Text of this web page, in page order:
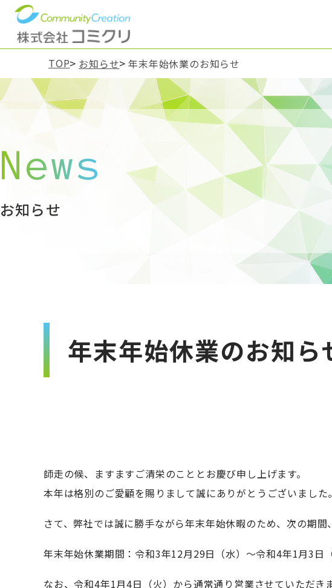
TOP お知らせ 年末年始休業のお知らせ
News
お知らせ
年末年始休業のお知ら
師走の候、ますますご清栄のこととお慶び申し上げます。
本年は格別のご愛顧を賜りまして誠にありがとうございました。
さて、弊社では誠に勝手ながら年末年始休暇のため、次の期間
年末年始休業期間：令和3年12月29日（水）～令和4年1月3日（
なお、令和4年1月4日（火）から通常通り営業させていただきま